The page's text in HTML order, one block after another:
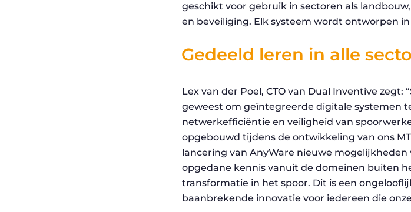
geschikt voor gebruik in sectoren als
en beveiliging. Elk systeem wordt ontworpen
Gedeeld leren in alle
Lex van der Poel, CTO van Dual Inventive
geweest om geïntegreerde digitale systemen
netwerkefficiëntie en veiligheid van
opgebouwd tijdens de ontwikkeling van ons
lancering van AnyWare nieuwe
opgedane kennis vanuit de domeinen buiten
transformatie in het spoor. Dit is een
baanbrekende innovatie voor iedereen die